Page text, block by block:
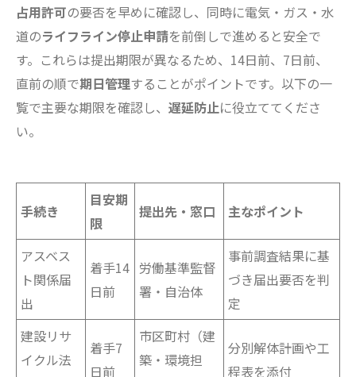
占用許可の要否を早めに確認し、同時に電気・ガス・水
道のライフライン停止申請を前倒しで進めると安全で
す。これらは提出期限が異なるため、14日前、7日前、
直前の順で期日管理することがポイントです。以下の一
覧で主要な期限を確認し、 遅延防止に役立ててくださ
い。
手続き
目安期
限
提出先・窓口 主なポイント
アスベス
ト関係届
出
着手14
日前
労働基準監督
署・自治体
事前調査結果に基
づき届出要否を判
定
建設リサ
イクル法
着手7
日前
市区町村（建
築・環境担
分別解体計画や工
程表を添付